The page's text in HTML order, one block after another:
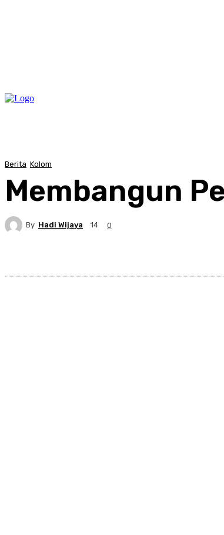
Berita Kolom
Membangun
By Hadi Wijaya 14 0